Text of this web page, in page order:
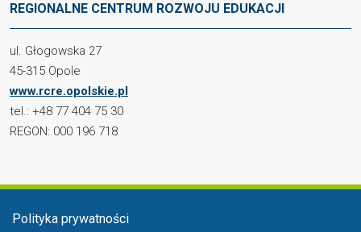
REGIONALNE CENTRUM ROZWOJU EDUKACJI
ul. Głogowska 27
45-315 Opole
www.rcre.opolskie.pl
tel.: +48 77 404 75 30
REGON: 000 196 718
Menu stopka
Polityka prywatności